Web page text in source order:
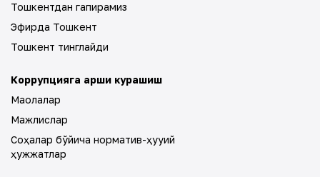
Тошкентдан гапирамиз
Эфирда Тошкент
Тошкент тинглайди
Коррупцияга қарши курашиш
Мақолалар
Мажлислар
Соҳалар бўйича норматив-ҳуқуқий
ҳужжатлар